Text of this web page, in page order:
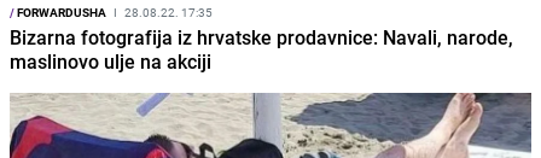
/FORWARDUSHA I 28.08.22. 17:35
Bizarna fotografija iz hrvatske prodavnice: Navali, narode,
maslinovo ulje na akciji